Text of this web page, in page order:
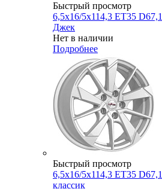
Быстрый просмотр
6,5x16/5x114,3 ET35
Джек
Нет в наличии
Подробнее
Быстрый просмотр
6,5x16/5x114,3 ET35
классик